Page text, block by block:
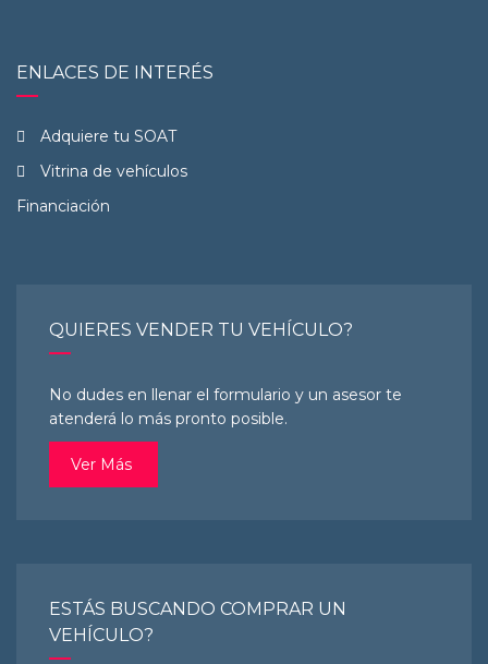
ENLACES DE INTERÉS
Adquiere tu SOAT
Vitrina de vehículos
Financiación
QUIERES VENDER TU VEHÍCULO?
No dudes en llenar el formulario y un asesor te
atenderá lo más pronto posible.
Ver Más
ESTÁS BUSCANDO COMPRAR UN
VEHÍCULO?